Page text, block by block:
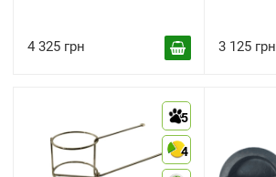
4 325 грн 3 125 грн
5
4